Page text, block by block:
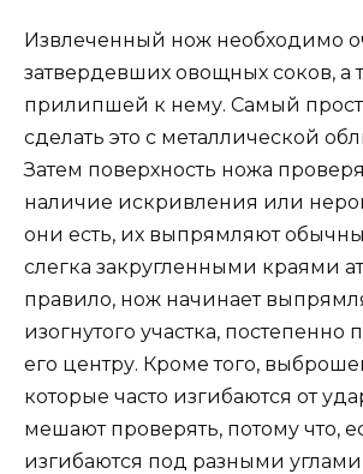
Извлеченный нож необходимо
затвердевших овощных соков, а
прилипшей к нему. Самый
сделать это с металлической
Затем поверхность ножа
наличие искривления или
они есть, их выпрямляют
слегка закругленными краями
правило, нож начинает
изогнутого участка, постепенно
его центру. Кроме того,
которые часто изгибаются от
мешают проверять, потому что,
изгибаются под разными